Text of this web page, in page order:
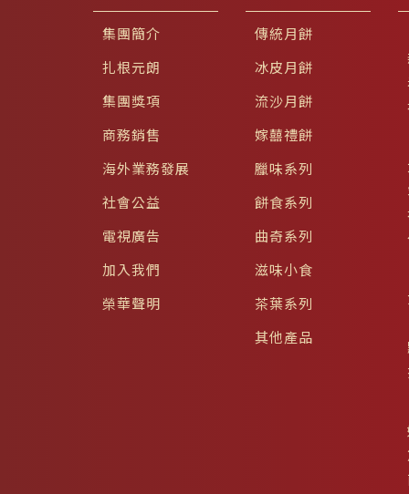
集團簡介
扎根元朗
集團獎項
商務銷售
海外業務發展
社會公益
電視廣告
加入我們
榮華聲明
傳統月餅
冰皮月餅
流沙月餅
嫁囍禮餅
臘味系列
餅食系列
曲奇系列
滋味小食
茶葉系列
其他產品